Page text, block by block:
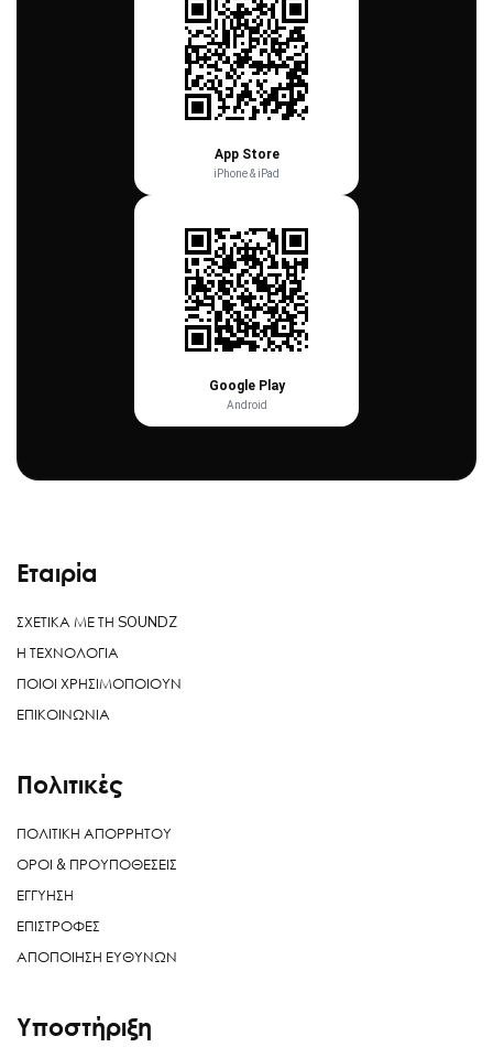
App Store
iPhone & iPad
Google Play
Android
Εταιρία
ΣΧΕΤΙΚΑ ΜΕ ΤΗ SOUNDZ
Η ΤΕΧΝΟΛΟΓΙΑ
ΠΟΙΟΙ ΧΡΗΣΙΜΟΠΟΙΟΥΝ
ΕΠΙΚΟΙΝΩΝΙΑ
Πολιτικές
ΠΟΛΙΤΙΚΗ ΑΠΟΡΡΗΤΟΥ
ΟΡΟΙ & ΠΡΟΥΠΟΘΕΣΕΙΣ
ΕΓΓΥΗΣΗ
ΕΠΙΣΤΡΟΦΕΣ
ΑΠΟΠΟΙΗΣΗ ΕΥΘΥΝΩΝ
Υποστήριξη